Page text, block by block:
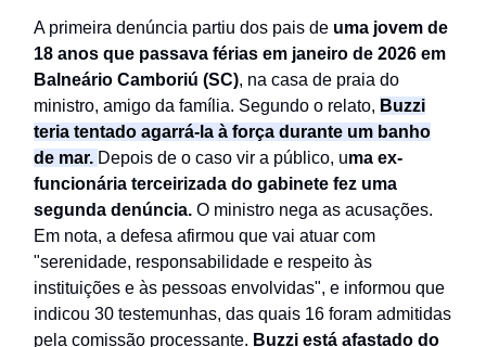
A primeira denúncia partiu dos pais de uma jovem de
18 anos que passava férias em janeiro de 2026 em
Balneário Camboriú (SC), na casa de praia do
ministro, amigo da família. Segundo o relato, Buzzi
teria tentado agarrá-la à força durante um banho
de mar. Depois de o caso vir a público, uma ex-
funcionária terceirizada do gabinete fez uma
segunda denúncia. O ministro nega as acusações.
Em nota, a defesa afirmou que vai atuar com
"serenidade, responsabilidade e respeito às
instituições e às pessoas envolvidas", e informou que
indicou 30 testemunhas, das quais 16 foram admitidas
pela comissão processante. Buzzi está afastado do